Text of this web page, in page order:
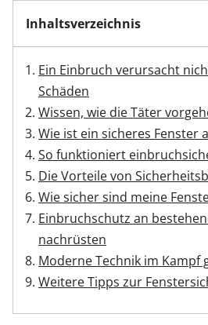
Inhaltsverzeichnis
Ein Einbruch verursacht
Schäden
Wissen, wie die Täter
Wie ist ein sicheres Fenster
So funktioniert
Die Vorteile von
Wie sicher sind meine
Einbruchschutz an
nachrüsten
Moderne Technik im Kampf
Weitere Tipps zur